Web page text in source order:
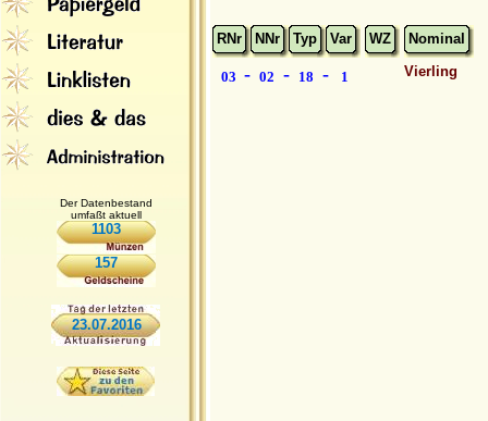
Der Datenbestand
umfaßt aktuell
1103
157
23.07.2016
RNr NNr Typ Var WZ Nominal
03 - 02 - 18 - 1 Vierling